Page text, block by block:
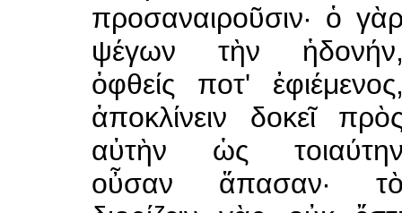
προσαναιροῦσιν· ὁ
ψέγων τὴν
ὀφθείς ποτ'
ἀποκλίνειν δοκεῖ
αὐτὴν ὡς
οὖσαν ἅπασαν·